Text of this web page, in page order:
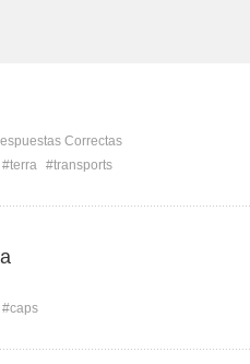
Correctas
#terra #transports
#caps